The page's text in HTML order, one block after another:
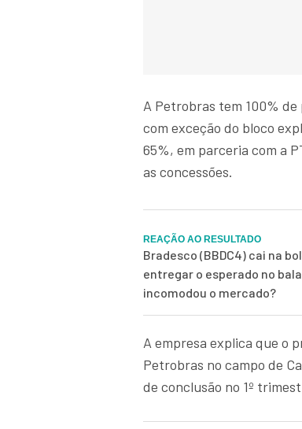
A Petrobras tem 100% de
com exceção do bloco
65%, em parceria com a
as concessões.
REAÇÃO AO RESULTADO
Bradesco (BBDC4) cai na
entregar o esperado no
incomodou o mercado?
A empresa explica que o
Petrobras no campo de
de conclusão no 1º